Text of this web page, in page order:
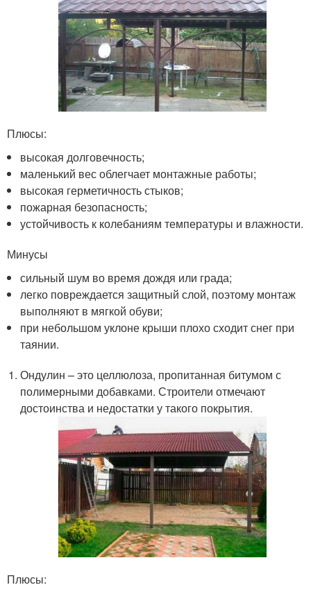
Плюсы:
высокая долговечность;
маленький вес облегчает монтажные работы;
высокая герметичность стыков;
пожарная безопасность;
устойчивость к колебаниям температуры и влажности.
Минусы
сильный шум во время дождя или града;
легко повреждается защитный слой, поэтому монтаж
выполняют в мягкой обуви;
при небольшом уклоне крыши плохо сходит снег при
таянии.
Ондулин – это целлюлоза, пропитанная битумом с
полимерными добавками. Строители отмечают
достоинства и недостатки у такого покрытия.
Плюсы: